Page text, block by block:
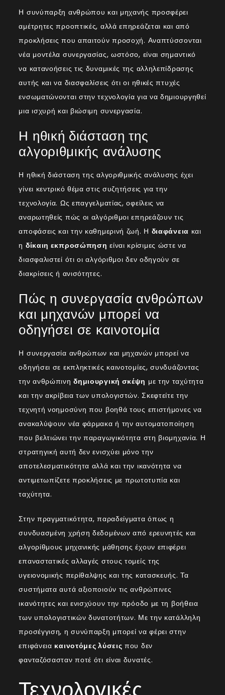
Η συνύπαρξη ανθρώπου και μηχανής προσφέρει
αμέτρητες προοπτικές, αλλά επηρεάζεται και από
προκλήσεις που απαιτούν προσοχή. Αναπτύσσονται
νέα μοντέλα συνεργασίας, ωστόσο, είναι σημαντικό
να κατανοήσεις τις δυναμικές της αλληλεπίδρασης
αυτής και να διασφαλίσεις ότι οι ηθικές πτυχές
ενσωματώνονται στην τεχνολογία για να δημιουργηθεί
μια ισχυρή και βιώσιμη συνεργασία.
Η ηθική διάσταση της
αλγοριθμικής ανάλυσης
Η ηθική διάσταση της αλγοριθμικής ανάλυσης έχει
γίνει κεντρικό θέμα στις συζητήσεις για την
τεχνολογία. Ως επαγγελματίας, οφείλεις να
αναρωτηθείς πώς οι αλγόριθμοι επηρεάζουν τις
αποφάσεις και την καθημερινή ζωή. Η διαφάνεια και
η δίκαιη εκπροσώπηση είναι κρίσιμες ώστε να
διασφαλιστεί ότι οι αλγόριθμοι δεν οδηγούν σε
διακρίσεις ή ανισότητες.
Πώς η συνεργασία ανθρώπων
και μηχανών μπορεί να
οδηγήσει σε καινοτομία
Η συνεργασία ανθρώπων και μηχανών μπορεί να
οδηγήσει σε εκπληκτικές καινοτομίες, συνδυάζοντας
την ανθρώπινηδημιουργική σκέψη με την ταχύτητα
και την ακρίβεια των υπολογιστών. Σκεφτείτε την
τεχνητή νοημοσύνη που βοηθά τους επιστήμονες να
ανακαλύψουν νέα φάρμακα ή την αυτοματοποίηση
που βελτιώνει την παραγωγικότητα στη βιομηχανία. Η
στρατηγική αυτή δεν ενισχύει μόνο την
αποτελεσματικότητα αλλά και την ικανότητα να
αντιμετωπίζετε προκλήσεις με πρωτοτυπία και
ταχύτητα.
Στην πραγματικότητα, παραδείγματα όπως η
συνδυασμένη χρήση δεδομένων από ερευνητές και
αλγορίθμους μηχανικής μάθησης έχουν επιφέρει
επαναστατικές αλλαγές στους τομείς της
υγειονομικής περίθαλψης και της κατασκευής. Τα
συστήματα αυτά αξιοποιούν τις ανθρώπινες
ικανότητες και ενισχύουν την πρόοδο με τη βοήθεια
των υπολογιστικών δυνατοτήτων. Με την κατάλληλη
προσέγγιση, η συνύπαρξη μπορεί να φέρει στην
επιφάνεια καινοτόμες λύσεις που δεν
φανταζόσασταν ποτέ ότι είναι δυνατές.